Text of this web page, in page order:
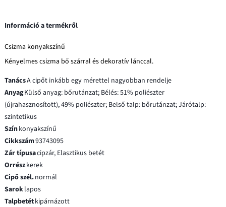
Információ a termékről
Csizma konyakszínű
Kényelmes csizma bő szárral és dekoratív lánccal.
TanácsA cipőt inkább egy mérettel nagyobban rendelje
AnyagKülső anyag: bőrutánzat; Bélés: 51% poliészter
(újrahasznosított), 49% poliészter; Belső talp: bőrutánzat; Járótalp:
szintetikus
Színkonyakszínű
Cikkszám93743095
Zár típusacipzár, Elasztikus betét
Orrészkerek
Cipő szél.normál
Saroklapos
Talpbetétkipárnázott